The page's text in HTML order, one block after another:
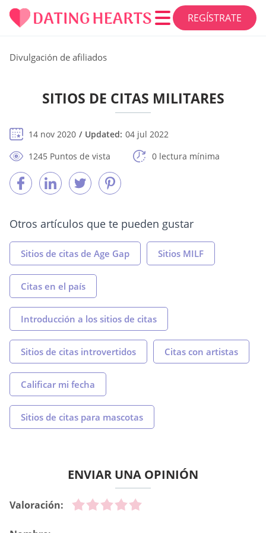
REGÍSTRATE
Divulgación de afiliados
SITIOS DE CITAS MILITARES
14 nov 2020 Updated: 04 jul 2022
1245 Puntos de vista
0 lectura mínima
Otros artículos que te pueden gustar
Sitios de citas de Age Gap Sitios MILF
Citas en el país
Introducción a los sitios de citas
Sitios de citas introvertidos Citas con artistas
Calificar mi fecha
Sitios de citas para mascotas
ENVIAR UNA OPINIÓN
Valoración: